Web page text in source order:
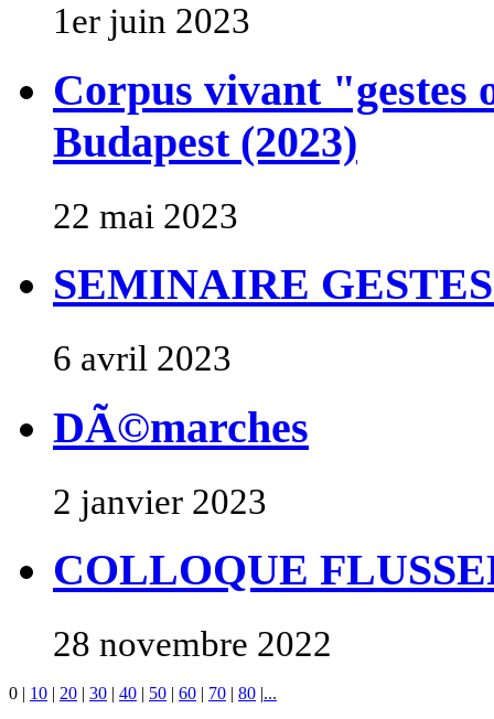
1er juin 2023
Corpus vivant
Budapest (2023)
22 mai 2023
SEMINAIRE
6 avril 2023
DÃ©marches
2 janvier 2023
COLLOQUE
28 novembre 2022
0 | 10 | 20 | 30 | 40 | 50 | 60 | 70 | 80 |...